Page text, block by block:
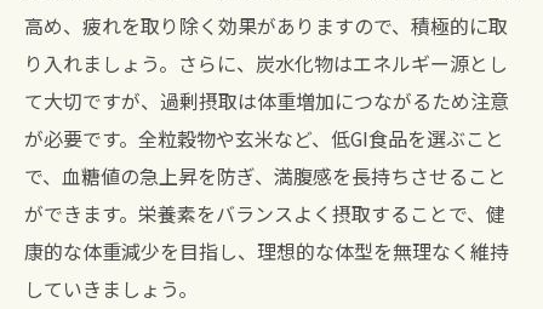
高め、疲れを取り除く効果がありますので、積極的に取
り入れましょう。さらに、炭水化物はエネルギー源とし
て大切ですが、過剰摂取は体重増加につながるため注意
が必要です。全粒穀物や玄米など、低GI食品を選ぶこと
で、血糖値の急上昇を防ぎ、満腹感を長持ちさせること
ができます。栄養素をバランスよく摂取することで、健
康的な体重減少を目指し、理想的な体型を無理なく維持
していきましょう。